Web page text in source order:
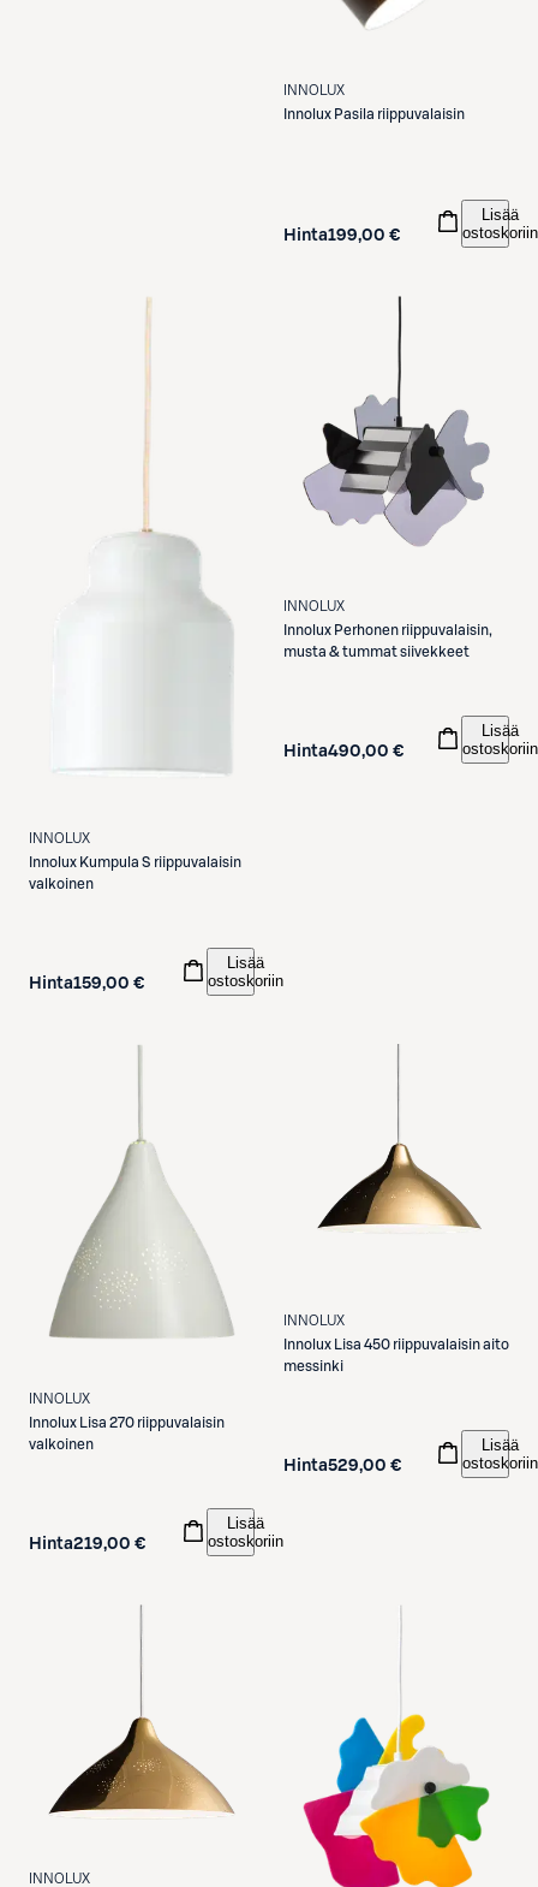
INNOLUX
Innolux Pasila riippuvalaisin
Hinta199,00 €
Lisää
ostoskoriin
INNOLUX
Innolux Kumpula S riippuvalaisin
valkoinen
Hinta159,00 €
Lisää
ostoskoriin
INNOLUX
Innolux Perhonen riippuvalaisin,
musta & tummat siivekkeet
Hinta490,00 €
Lisää
ostoskoriin
INNOLUX
Innolux
Lisa 270 riippuvalaisin
valkoinen
Hinta219,00 €
Lisää
ostoskoriin
INNOLUX
Innolux
Lisa 450 riippuvalaisin aito
messinki
Hinta529,00 €
Lisää
ostoskoriin
INNOLUX